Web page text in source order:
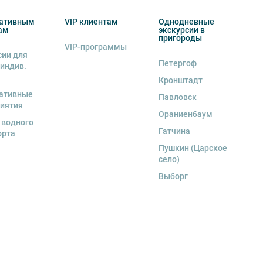
для
VIP клиентам
VIP-программы
Однодневные
экскурсии в
пригороды
Петергоф
Кронштадт
Павловск
Ораниенбаум
Гатчина
Пушкин (Царское
село)
Выборг